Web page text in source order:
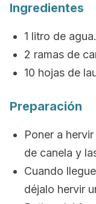
Ingredientes
1 litro de agua.
2 ramas de
10 hojas de
Preparación
Poner a
de canela y
Cuando
déjalo hervir